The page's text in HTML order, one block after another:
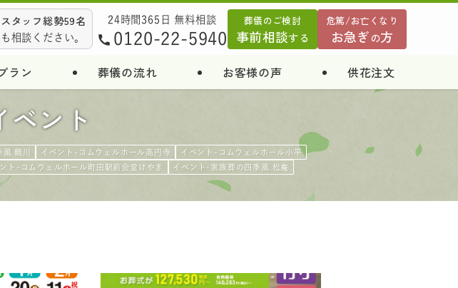
ラン 葬儀の流れ お客様の声 供花注文
タッフ総勢59名
相談ください。
24時間365日 無料相談
0120-22-5940
葬儀のご検討
事前相談する
危篤/お亡くなり
お急ぎの方
ント
鶴川 イベント-コムウェルホール高円寺
イベント-コムウェルホール小平
ト-コムウェルホール町田駅前会堂けやき
イベント-家族葬の四季風 松庵